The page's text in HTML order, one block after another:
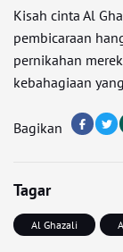
Kisah cinta Al
pembicaraan
pernikahan
kebahagiaan
Bagikan
Tagar
Al Ghazali